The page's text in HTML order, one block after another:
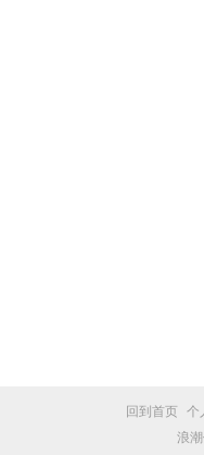
回到首页 个
浪